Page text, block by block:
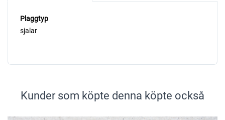
Plaggtyp
sjalar
Kunder som köpte denna köpte också